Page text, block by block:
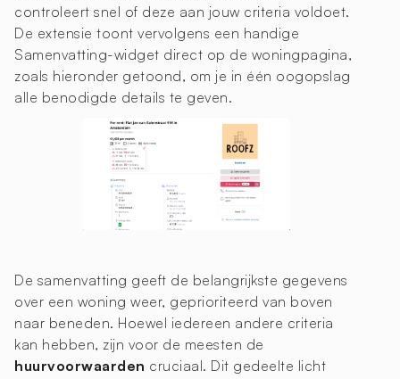
controleert snel of deze aan jouw criteria voldoet.
De extensie toont vervolgens een handige
Samenvatting-widget direct op de woningpagina,
zoals hieronder getoond, om je in één oogopslag
alle benodigde details te geven.
De samenvatting geeft de belangrijkste gegevens
over een woning weer, geprioriteerd van boven
naar beneden. Hoewel iedereen andere criteria
kan hebben, zijn voor de meesten de
huurvoorwaarden cruciaal. Dit gedeelte licht